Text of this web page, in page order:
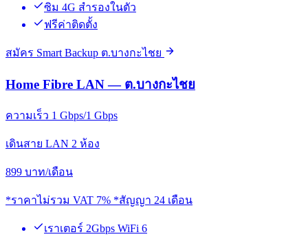
ซิม 4G สำรองในตัว
ฟรีค่าติดตั้ง
สมัคร Smart Backup ต.บางกะไชย
Home Fibre LAN — ต.บางกะไชย
ความเร็ว 1 Gbps/1 Gbps
เดินสาย LAN 2 ห้อง
899 บาท/เดือน
*ราคาไม่รวม VAT 7% *สัญญา 24 เดือน
เราเตอร์ 2Gbps WiFi 6